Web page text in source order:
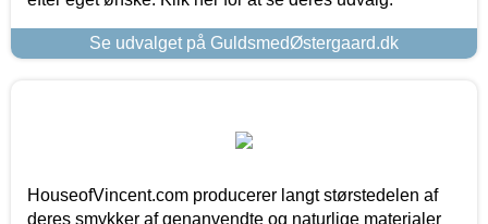
Se udvalget på GuldsmedØstergaard.dk
HouseofVincent.com producerer langt størstedelen af
deres smykker af genanvendte og naturlige materialer